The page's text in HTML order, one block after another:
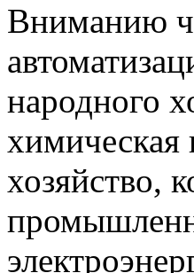
Вниманию
народного
химическая
хозяйство,